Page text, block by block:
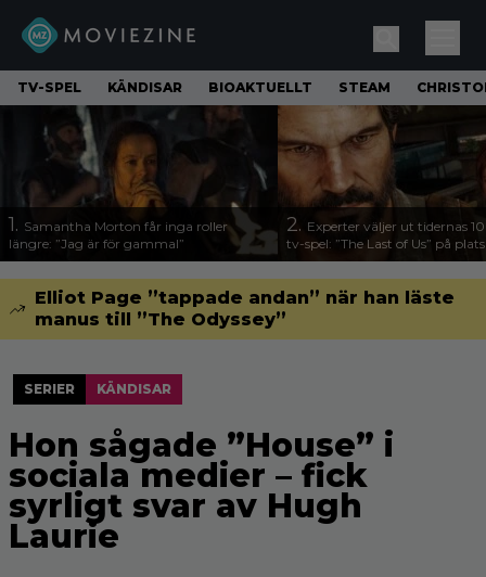
TV-SPEL KÄNDISAR BIOAKTUELLT STEAM
1. Samantha Morton får inga roller
längre: ”Jag är för gammal”
2. Experter väljer ut tidernas
tv-spel: ”The Last of Us” på
Elliot Page ”tappade andan” när han läste
manus till ”The Odyssey”
SERIER KÄNDISAR
Hon sågade ”House” i
sociala medier – fick
syrligt svar av Hugh
Laurie